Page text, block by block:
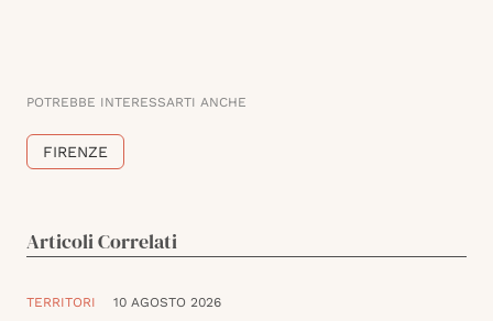
POTREBBE INTERESSARTI ANCHE
FIRENZE
Articoli Correlati
TERRITORI 10 AGOSTO 2026